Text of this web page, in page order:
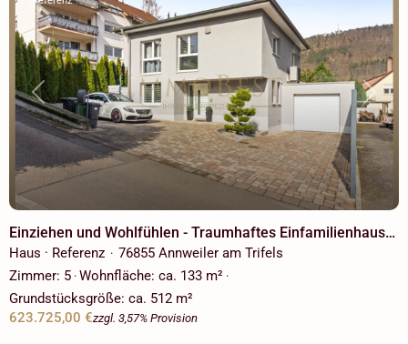
Previous Next
Einziehen und Wohlfühlen - Traumhaftes Einfamilienhaus
mit hochwertiger Ausstattung und Garten! +NEUWERTIG+
Haus · Referenz · 76855 Annweiler am Trifels
Zimmer: 5 · Wohnfläche: ca. 133 m² ·
Grundstücksgröße: ca. 512 m²
623.725,00 €zzgl. 3,57% Provision